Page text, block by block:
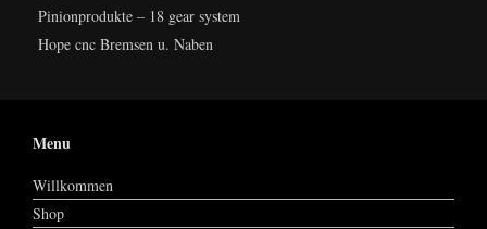
Pinionprodukte – 18 gear system
Hope cnc Bremsen u. Naben
Menu
Willkommen
Shop